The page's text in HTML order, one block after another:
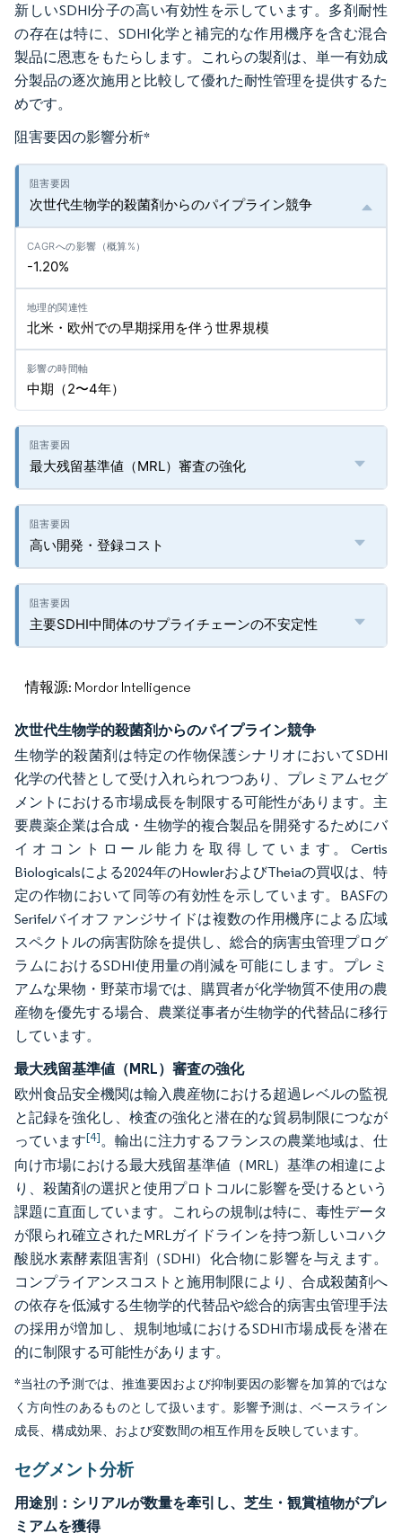
新しいSDHI分子の高い有効性を示しています。多剤耐性
の存在は特に、SDHI化学と補完的な作用機序を含む混合
製品に恩恵をもたらします。これらの製剤は、単一有効成
分製品の逐次施用と比較して優れた耐性管理を提供するた
めです。
阻害要因の影響分析*
次世代生物学的殺菌剤からのパイプライン競争
-1.20%
北米・欧州での早期採用を伴う世界規模
中期（2〜4年）
最大残留基準値（MRL）審査の強化
高い開発・登録コスト
主要SDHI中間体のサプライチェーンの不安定性
情報源: Mordor Intelligence
次世代生物学的殺菌剤からのパイプライン競争
生物学的殺菌剤は特定の作物保護シナリオにおいてSDHI
化学の代替として受け入れられつつあり、プレミアムセグ
メントにおける市場成長を制限する可能性があります。主
要農薬企業は合成・生物学的複合製品を開発するためにバ
イオコントロール能力を取得しています。Certis
Biologicalsによる2024年のHowlerおよびTheiaの買収は、特
定の作物において同等の有効性を示しています。BASFの
Serifelバイオファンジサイドは複数の作用機序による広域
スペクトルの病害防除を提供し、総合的病害虫管理プログ
ラムにおけるSDHI使用量の削減を可能にします。プレミ
アムな果物・野菜市場では、購買者が化学物質不使用の農
産物を優先する場合、農業従事者が生物学的代替品に移行
しています。
最大残留基準値（MRL）審査の強化
欧州食品安全機関は輸入農産物における超過レベルの監視
と記録を強化し、検査の強化と潜在的な貿易制限につなが
っています[4]。輸出に注力するフランスの農業地域は、仕
向け市場における最大残留基準値（MRL）基準の相違によ
り、殺菌剤の選択と使用プロトコルに影響を受けるという
課題に直面しています。これらの規制は特に、毒性データ
が限られ確立されたMRLガイドラインを持つ新しいコハク
酸脱水素酵素阻害剤（SDHI）化合物に影響を与えます。
コンプライアンスコストと施用制限により、合成殺菌剤へ
の依存を低減する生物学的代替品や総合的病害虫管理手法
の採用が増加し、規制地域におけるSDHI市場成長を潜在
的に制限する可能性があります。
*当社の予測では、推進要因および抑制要因の影響を加算的ではな
く方向性のあるものとして扱います。影響予測は、ベースライン
成長、構成効果、および変数間の相互作用を反映しています。
セグメント分析
用途別：シリアルが数量を牽引し、芝生・観賞植物がプレ
ミアムを獲得